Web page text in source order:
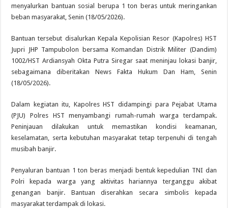
menyalurkan bantuan sosial berupa 1 ton beras untuk meringankan
beban masyarakat, Senin (18/05/2026).
Bantuan tersebut disalurkan Kepala Kepolisian Resor (Kapolres) HST
Jupri JHP Tampubolon bersama Komandan Distrik Militer (Dandim)
1002/HST Ardiansyah Okta Putra Siregar saat meninjau lokasi banjir,
sebagaimana diberitakan News Fakta Hukum Dan Ham, Senin
(18/05/2026).
Dalam kegiatan itu, Kapolres HST didampingi para Pejabat Utama
(PJU) Polres HST menyambangi rumah-rumah warga terdampak.
Peninjauan dilakukan untuk memastikan kondisi keamanan,
keselamatan, serta kebutuhan masyarakat tetap terpenuhi di tengah
musibah banjir.
Penyaluran bantuan 1 ton beras menjadi bentuk kepedulian TNI dan
Polri kepada warga yang aktivitas hariannya terganggu akibat
genangan banjir. Bantuan diserahkan secara simbolis kepada
masyarakat terdampak di lokasi.